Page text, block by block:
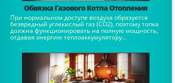
Обвязка Газового Котла Отопления
При нормальном доступе воздуха образуется
безвредный углекислый газ (СО2), поэтому топка
должна функционировать на полную мощность,
отдавая энергию теплоаккумулятору...